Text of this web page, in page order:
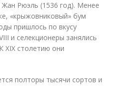
Жан Рюэль (1536 год). Менее
«крыжовниковый» бум
пришлось по вкусу
и селекционеры занялись
XIX столетию они
полторы тысячи сортов и